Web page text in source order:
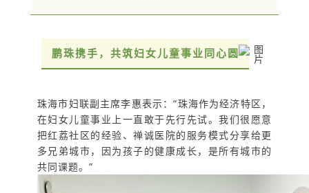
鹏珠携手，共筑妇女儿童事业同心圆
珠海市妇联副主席李惠表示：“珠海作为经济特区，
在妇女儿童事业上一直敢于先行先试。我们很愿意
把红荔社区的经验、禅诚医院的服务模式分享给更
多兄弟城市，因为孩子的健康成长，是所有城市的
共同课题。”